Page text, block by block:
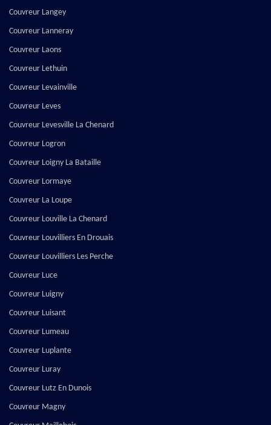
Couvreur Langey
Couvreur Lanneray
Couvreur Laons
Couvreur Lethuin
Couvreur Levainville
Couvreur Leves
Couvreur Levesville La Chenard
Couvreur Logron
Couvreur Loigny La Bataille
Couvreur Lormaye
Couvreur La Loupe
Couvreur Louville La Chenard
Couvreur Louvilliers En Drouais
Couvreur Louvilliers Les Perche
Couvreur Luce
Couvreur Luigny
Couvreur Luisant
Couvreur Lumeau
Couvreur Luplante
Couvreur Luray
Couvreur Lutz En Dunois
Couvreur Magny